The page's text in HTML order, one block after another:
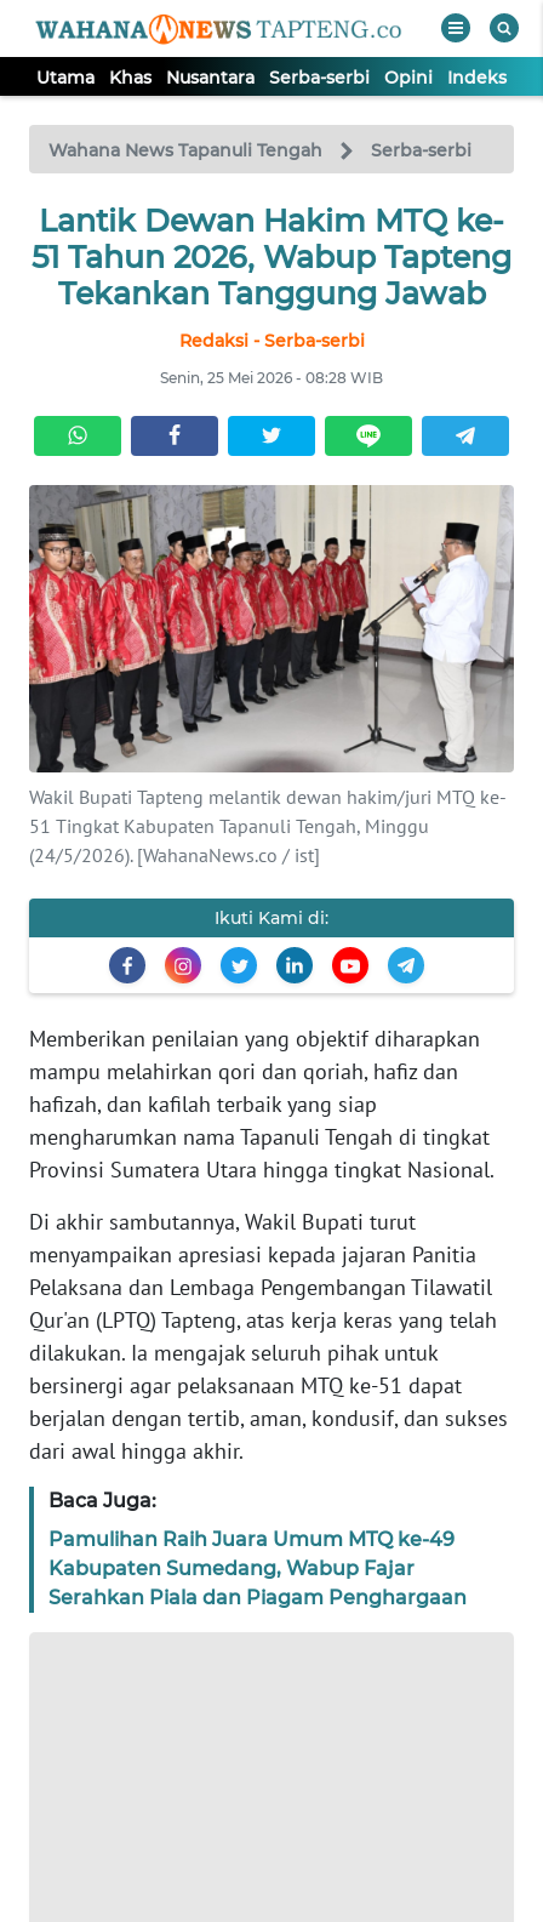
Utama Khas Nusantara Serba-serbi Opini Indeks
Wahana News Tapanuli Tengah Serba-serbi
Lantik Dewan Hakim MTQ ke-
51 Tahun 2026, Wabup Tapteng
Tekankan Tanggung Jawab
Redaksi - Serba-serbi
Senin, 25 Mei 2026 - 08:28 WIB
Wakil Bupati Tapteng melantik dewan hakim/juri MTQ ke-
51 Tingkat Kabupaten Tapanuli Tengah, Minggu
(24/5/2026). [WahanaNews.co / ist]
Ikuti Kami di:
Memberikan penilaian yang objektif diharapkan
mampu melahirkan qori dan qoriah, hafiz dan
hafizah, dan kafilah terbaik yang siap
mengharumkan nama Tapanuli Tengah di tingkat
Provinsi Sumatera Utara hingga tingkat Nasional.
Di akhir sambutannya, Wakil Bupati turut
menyampaikan apresiasi kepada jajaran Panitia
Pelaksana dan Lembaga Pengembangan Tilawatil
Qur'an (LPTQ) Tapteng, atas kerja keras yang telah
dilakukan. Ia mengajak seluruh pihak untuk
bersinergi agar pelaksanaan MTQ ke-51 dapat
berjalan dengan tertib, aman, kondusif, dan sukses
dari awal hingga akhir.
Baca Juga:
Pamulihan Raih Juara Umum MTQ ke-49
Kabupaten Sumedang, Wabup Fajar
Serahkan Piala dan Piagam Penghargaan
TV
Tutup
UTAMA
KHAS
SERBA-
SERBI
OPINI
Informasi
INDEKS
BERITA
KONTAK
KAMI
IKLAN
TENTANG
PEDOMAN
SIBER
REDAKSI
KARIR
DISCLAIMER
Wahana
News
Regional
WN
SUMUT
WN
WN